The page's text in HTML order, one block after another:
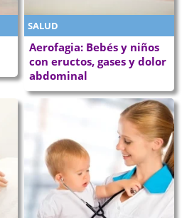
SALUD
Aerofagia: Bebés y niños
con eructos, gases y dolor
abdominal